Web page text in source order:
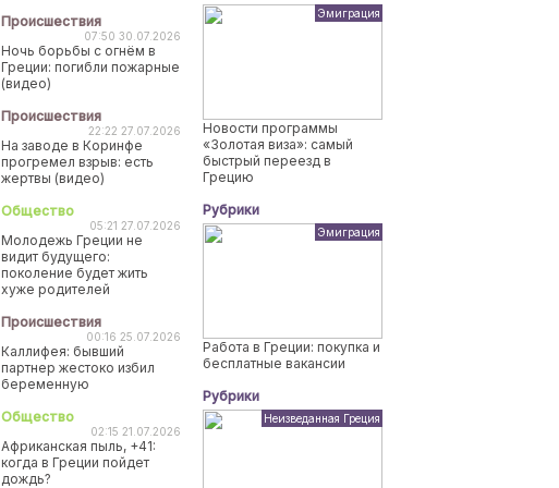
Происшествия
07:50 30.07.2026
Ночь борьбы с огнём в
Греции: погибли пожарные
(видео)
Происшествия
22:22 27.07.2026
На заводе в Коринфе
прогремел взрыв: есть
жертвы (видео)
Общество
05:21 27.07.2026
Молодежь Греции не
видит будущего:
поколение будет жить
хуже родителей
Происшествия
00:16 25.07.2026
Каллифея: бывший
партнер жестоко избил
беременную
Общество
02:15 21.07.2026
Африканская пыль, +41:
когда в Греции пойдет
дождь?
Эмиграция
Новости программы
«Золотая виза»: самый
быстрый переезд в
Грецию
Рубрики
Эмиграция
Работа в Греции: покупка и
бесплатные вакансии
Рубрики
Неизведанная Греция